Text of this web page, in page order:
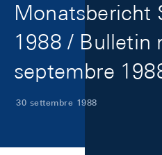
Monatsbericht
1988 / Bulletin
septembre
30 settembre 1988